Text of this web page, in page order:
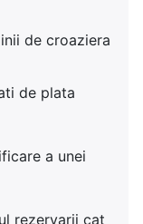
de croaziera
de plata
a unei
rezervarii cat